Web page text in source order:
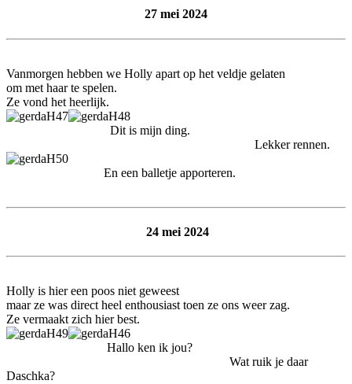
27 mei 2024
Vanmorgen hebben we Holly apart op het veldje gelaten
om met haar te spelen.
Ze vond het heerlijk.
Dit is mijn ding.
Lekker rennen.
En een balletje apporteren.
24 mei 2024
Holly is hier een poos niet geweest
maar ze was direct heel enthousiast toen ze ons weer zag.
Ze vermaakt zich hier best.
Hallo ken ik jou?
Wat ruik je daar
Daschka?